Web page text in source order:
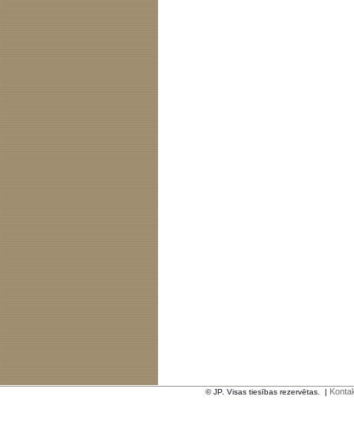
© JP. Visas tiesības rezervētas. |